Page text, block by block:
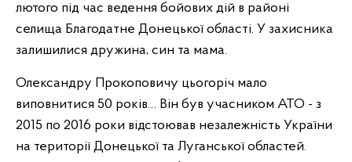
лютого під час ведення бойових дій в районі
селища Благодатне Донецької області. У захисника
залишилися дружина, син та мама.
Олександру Прокоповичу цьогоріч мало
виповнитися 50 років… Він був учасником АТО - з
2015 по 2016 роки відстоював незалежність України
на території Донецької та Луганської областей.